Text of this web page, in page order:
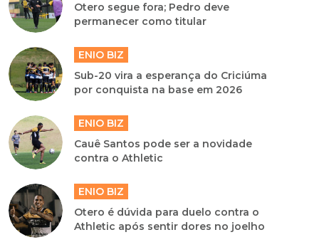
Otero segue fora; Pedro deve
permanecer como titular
ENIO BIZ
Sub-20 vira a esperança do Criciúma
por conquista na base em 2026
ENIO BIZ
Cauê Santos pode ser a novidade
contra o Athletic
ENIO BIZ
Otero é dúvida para duelo contra o
Athletic após sentir dores no joelho